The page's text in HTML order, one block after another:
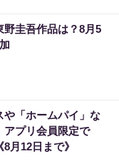
圭吾作品は？8月5
や「ホームパイ」な
アプリ会員限定で
月12日まで》